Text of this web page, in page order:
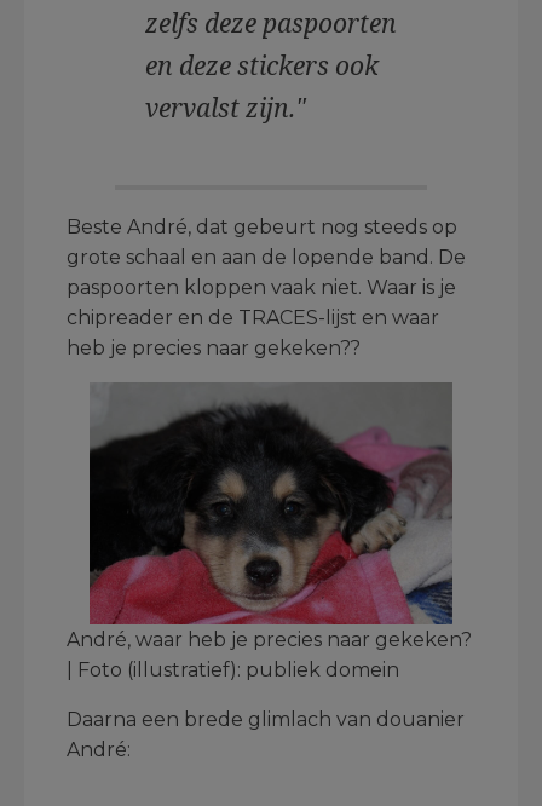
zelfs deze paspoorten
en deze stickers ook
vervalst zijn."
Beste André, dat gebeurt nog steeds op
grote schaal en aan de lopende band. De
paspoorten kloppen vaak niet. Waar is je
chipreader en de TRACES-lijst en waar
heb je precies naar gekeken??
André, waar heb je precies naar gekeken?
| Foto (illustratief): publiek domein
Daarna een brede glimlach van douanier
André: